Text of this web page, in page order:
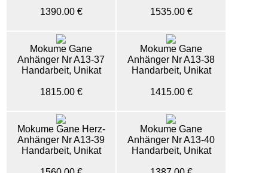
1390.00 € 1535.00 €
Mokume Gane
Anhänger Nr A13-37
Handarbeit, Unikat
1815.00 €
Mokume Gane
Anhänger Nr A13-38
Handarbeit, Unikat
1415.00 €
Mokume Gane Herz-
Anhänger Nr A13-39
Handarbeit, Unikat
Mokume Gane
Anhänger Nr A13-40
Handarbeit, Unikat